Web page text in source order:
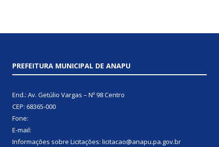
PREFEITURA MUNICIPAL DE ANAPU
End.: Av. Getúlio Vargas – Nº 98 Centro
CEP: 68365-000
Fone:
E-mail:
Informações sobre Licitações: licitacao@anapu.pa.gov.br